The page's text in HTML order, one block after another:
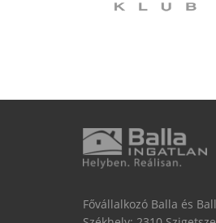
Fővállalkozó Balla és